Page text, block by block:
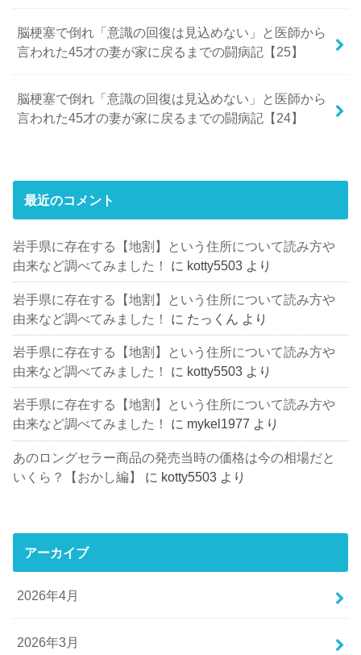
脳梗塞で倒れ「意識の回復は見込めない」と医師から
言われた45才の妻が家に戻るまでの闘病記【25】
脳梗塞で倒れ「意識の回復は見込めない」と医師から
言われた45才の妻が家に戻るまでの闘病記【24】
最近のコメント
岩手県に存在する【地割】という住所について読み方や
由来など調べてみました！
に kotty5503 より
岩手県に存在する【地割】という住所について読み方や
由来など調べてみました！
に たっくん より
岩手県に存在する【地割】という住所について読み方や
由来など調べてみました！
に kotty5503 より
岩手県に存在する【地割】という住所について読み方や
由来など調べてみました！
に mykel1977 より
あのロングセラー商品の発売当時の価格は今の相場だと
いくら？【おかし編】
に kotty5503 より
アーカイブ
2026年4月
2026年3月